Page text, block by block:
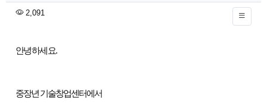
2,091
본문
안녕하세요.
중장년 기술창업센터에서